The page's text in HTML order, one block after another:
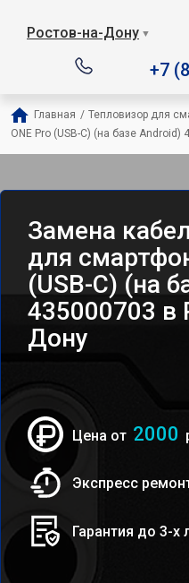
Ростов-на-Дону ▼
+7
Главная / Тепловизор для
ONE Pro (USB-C) (на базе Android)
Замена
для
(USB-C) (на
435000703 в
Дону
Цена от 2000
Экспресс
Гарантия до 3-х